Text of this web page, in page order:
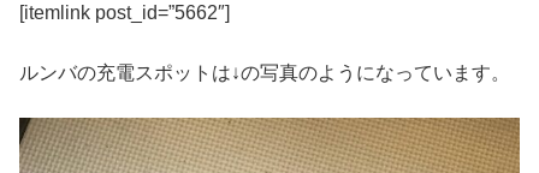
[itemlink post_id=”5662″]
ルンバの充電スポットは↓の写真のようになっています。